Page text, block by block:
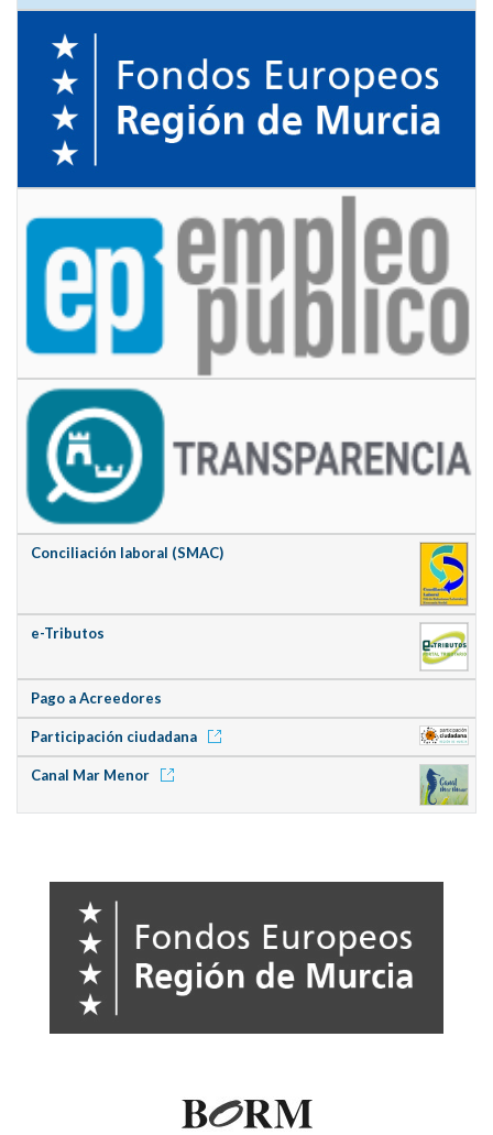
Conciliación laboral (SMAC)
e-Tributos
Pago a Acreedores
Participación ciudadana
Canal Mar Menor